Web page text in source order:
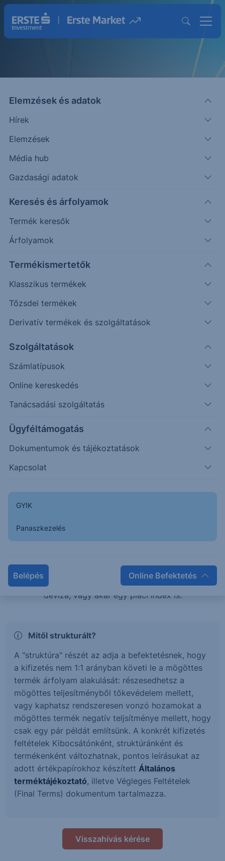
Elemzések és adatok
Hírek
Elemzések
Média hub
Gazdasági adatok
Keresés és árfolyamok
Termék keresők
Árfolyamok
Termékismertetők
Klasszikus termékek
Tőzsdei termékek
Derivatív termékek és szolgáltatások
Szolgáltatások
Számlatípusok
Online kereskedés
Tanácsadási szolgáltatás
Ügyféltámogatás
Dokumentumok és tájékoztatások
Kapcsolat
GYIK
Panaszkezelés
Belépés Online Befektetés
Strukturált Értékpapírok
Magasabb hozam lehetősége egyedi
Védelmi mechanizmussal
rendelkező egyedi befektetési
lehetőséget keresel?
Az Erste Strukturált Értékpapír kínálatával különböző
piaci helyzetekre találhatsz megfelelő befektetési
A havonta érkező termékek között találsz olyat, ahol a
kiválasztott mögöttes piac vagy termékek negatív
részesülhetsz, vagy éppen tőkevédelem mellett érhetsz
Mi az a Strukturált értékpapír?
termékhez, vagy termékek kosarához kötött. Ez a
mögöttes termék lehet részvény, kötvény, árucikk,
deviza, vagy akár egy piaci index is.
Mitől strukturált?
A "struktúra" részét az adja a befektetésnek, hogy
a kifizetés nem 1:1 arányban követi le a mögöttes
termék árfolyam alakulását: részesedhetsz a
mögöttes teljesítményből tőkevédelem mellett,
vagy kaphatsz rendszeresen vonzó hozamokat a
mögöttes termék negatív teljsítménye mellett, hogy
csak egy pár példát említsünk. A konkrét kifizetés
feltételek Kibocsátónként, struktúránként és
termékenként változhatnak, pontos leírásukat az
adott értékpapírokhoz készített Általános
terméktájékoztató, illetve Végleges Feltételek
(Final Terms) dokumentum tartalmazza.
Visszahívás kérése